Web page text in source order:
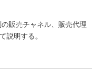
販売チャネル、販売代理
説明する。